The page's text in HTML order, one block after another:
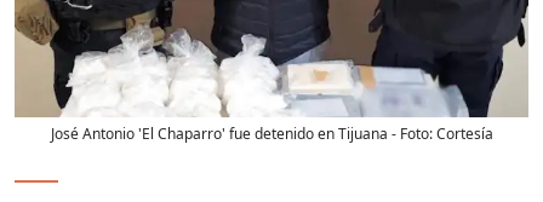
José Antonio 'El Chaparro' fue detenido en Tijuana - Foto:Cortesía